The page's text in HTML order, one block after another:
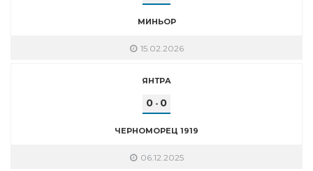
МИНЬОР
15.02.2026
ЯНТРА
0 - 0
ЧЕРНОМОРЕЦ 1919
06.12.2025